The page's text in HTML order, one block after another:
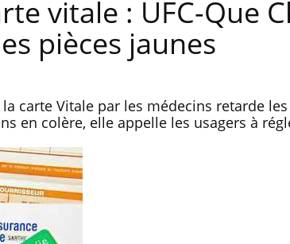
vitale : UFC-Que
pièces jaunes
carte Vitale par les médecins retarde
en colère, elle appelle les usagers à